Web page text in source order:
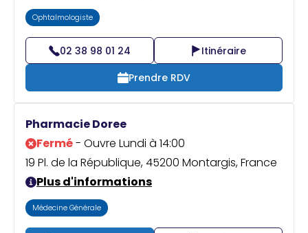
Ophtalmologiste
02 38 98 01 24
Itinéraire
Prendre RDV
Pharmacie Doree
Fermé- Ouvre Lundi à 14:00
19 Pl. de la République, 45200 Montargis, France
Plus d'informations
Médecine Générale